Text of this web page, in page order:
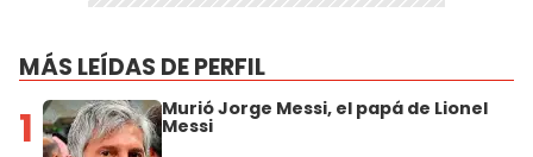
MÁS LEÍDAS DE PERFIL
1 Murió Jorge Messi, el papá de Lionel
Messi